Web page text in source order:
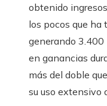
obtenido
los pocos que ha
generando 3.400
en ganancias
más del doble
su uso extensivo